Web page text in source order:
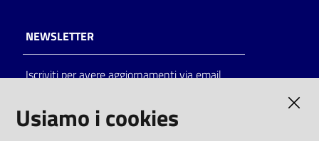
Catalogo
on line
NEWSLETTER
Iscriviti per avere aggiornamenti via email
Usiamo i cookies